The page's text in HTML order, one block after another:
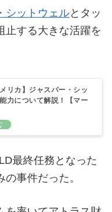
シットウェルとタッ
止する大きな活躍を
リカ】ジャスパー・シッ
力について解説！【マー
最終任務となった
事件だった。